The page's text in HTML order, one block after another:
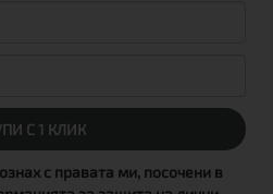
С 1 КЛИК
с правата ми, посочени в